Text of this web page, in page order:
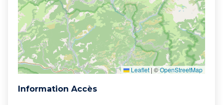
Leaflet | ©OpenStreetMap
Information Accès